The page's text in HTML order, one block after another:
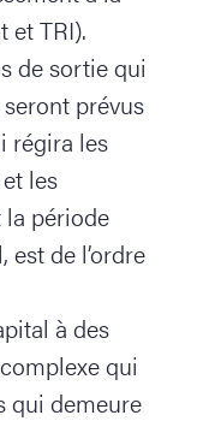
et TRI).
de sortie qui
prévus
régira les
les
période
est de l’ordre
à des
qui
qui demeure